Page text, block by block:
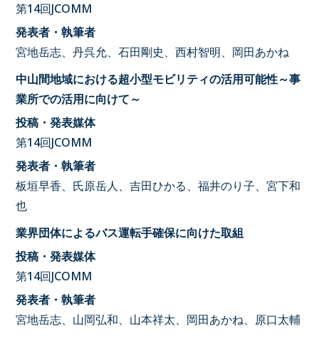
第14回JCOMM
発表者・執筆者
宮地岳志、丹呉允、石田剛史、西村智明、岡田あかね
中山間地域における超小型モビリティの活用可能性～事
業所での活用に向けて～
投稿・発表媒体
第14回JCOMM
発表者・執筆者
板垣早香、氏原岳人、吉田ひかる、福井のり子、宮下和
也
業界団体によるバス運転手確保に向けた取組
投稿・発表媒体
第14回JCOMM
発表者・執筆者
宮地岳志、山岡弘和、山本祥太、岡田あかね、原口太輔